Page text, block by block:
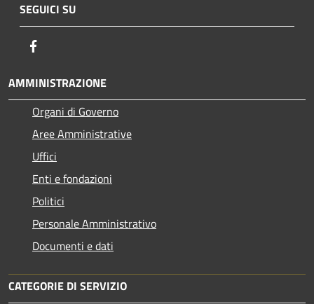
SEGUICI SU
AMMINISTRAZIONE
Organi di Governo
Aree Amministrative
Uffici
Enti e fondazioni
Politici
Personale Amministrativo
Documenti e dati
CATEGORIE DI SERVIZIO